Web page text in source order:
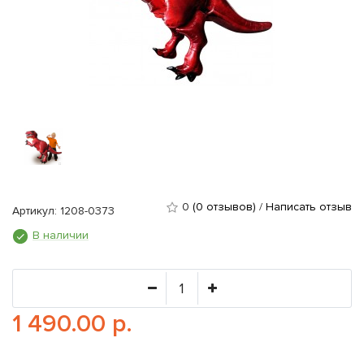
Артикул: 1208-0373 0 (0 отзывов) / Написать отзыв
В наличии
1 490.00 р.